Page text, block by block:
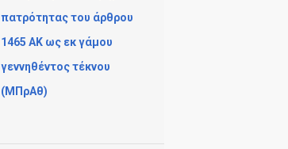
πατρότητας του άρθρου
1465 ΑΚ ως εκ γάμου
γεννηθέντος τέκνου
(MΠρΑθ)